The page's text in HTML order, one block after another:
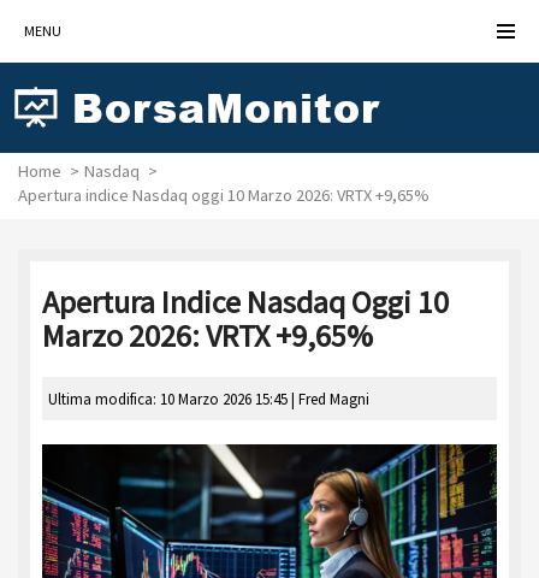
MENU
Home
Nasdaq
Apertura indice Nasdaq oggi 10 Marzo 2026: VRTX +9,65%
Apertura Indice Nasdaq Oggi 10
Marzo 2026: VRTX +9,65%
Ultima modifica: 10 Marzo 2026 15:45 | Fred Magni